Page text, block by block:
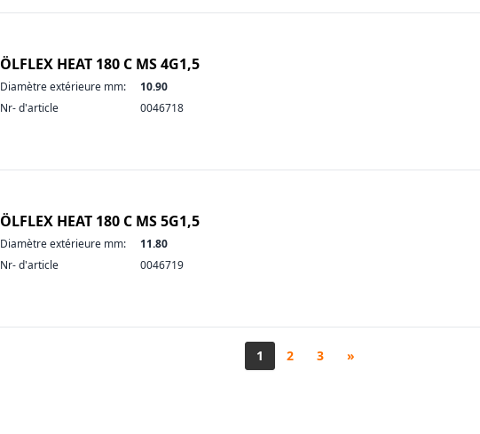
ÖLFLEX HEAT 180 C MS 4G1,5
Diamètre extérieure mm:
10.90
Nr- d'article
0046718
ÖLFLEX HEAT 180 C MS 5G1,5
Diamètre extérieure mm:
11.80
Nr- d'article
0046719
1 2 3 »